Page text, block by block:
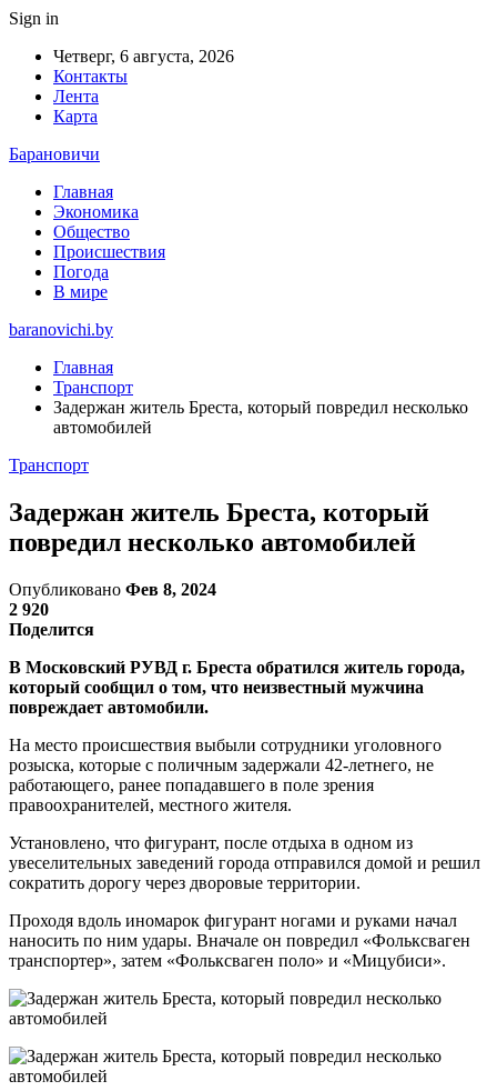
Sign in
Четверг, 6 августа, 2026
Контакты
Лента
Карта
Барановичи
Главная
Экономика
Общество
Происшествия
Погода
В мире
baranovichi.by
Главная
Транспорт
Задержан житель Бреста, который повредил несколько
автомобилей
Транспорт
Задержан житель Бреста, который
повредил несколько автомобилей
Опубликовано Фев 8, 2024
2 920
Поделится
В Московский РУВД г. Бреста обратился житель города,
который сообщил о том, что неизвестный мужчина
повреждает автомобили.
На место происшествия выбыли сотрудники уголовного
розыска, которые с поличным задержали 42-летнего, не
работающего, ранее попадавшего в поле зрения
правоохранителей, местного жителя.
Установлено, что фигурант, после отдыха в одном из
увеселительных заведений города отправился домой и решил
сократить дорогу через дворовые территории.
Проходя вдоль иномарок фигурант ногами и руками начал
наносить по ним удары. Вначале он повредил «Фольксваген
транспортер», затем «Фольксваген поло» и «Мицубиси».